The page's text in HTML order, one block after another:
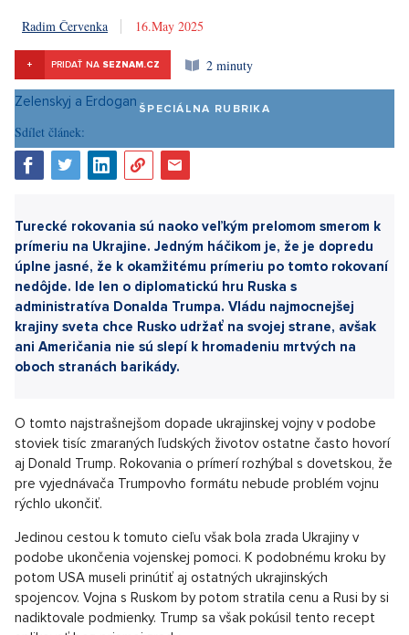
Radim Červenka 16. 5. 2025
+ PRIDAŤ NA SEZNAM.CZ 2 minuty
Sdílet článek:
Turecké rokovania sú naoko veľkým prelomom smerom k
prímeriu na Ukrajine. Jedným háčikom je, že je dopredu
úplne jasné, že k okamžitému prímeriu po tomto rokovaní
administratíva Donalda Trumpa. Vládu najmocnejšej
krajiny sveta chce Rusko udržať na svojej strane, avšak
ani Američania nie sú slepí k hromadeniu mrtvých na
oboch stranách barikády.